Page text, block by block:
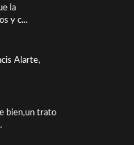
la
y c...
Alarte,
bien,un trato